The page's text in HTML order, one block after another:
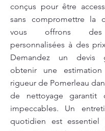
conçus pour être
sans compromettre la
vous offrons des
personnalisées à des
Demandez un devis
obtenir une
rigueur de Pomerleau
de nettoyage garantit
impeccables. Un
quotidien est essentiel